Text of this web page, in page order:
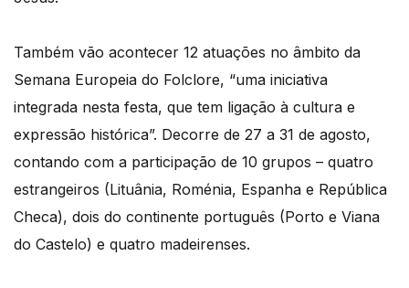
Também vão acontecer 12 atuações no âmbito da
Semana Europeia do Folclore, “uma iniciativa
integrada nesta festa, que tem ligação à cultura e
expressão histórica”. Decorre de 27 a 31 de agosto,
contando com a participação de 10 grupos – quatro
estrangeiros (Lituânia, Roménia, Espanha e República
Checa), dois do continente português (Porto e Viana
do Castelo) e quatro madeirenses.